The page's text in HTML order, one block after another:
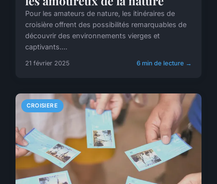
Pour les amateurs de nature, les itinéraires de
croisière offrent des possibilités remarquables de
découvrir des environnements vierges et
captivants....
21 février 2025 6 min de lecture →
CROISIERE